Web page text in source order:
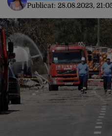
Publicat: 28.08.2023,